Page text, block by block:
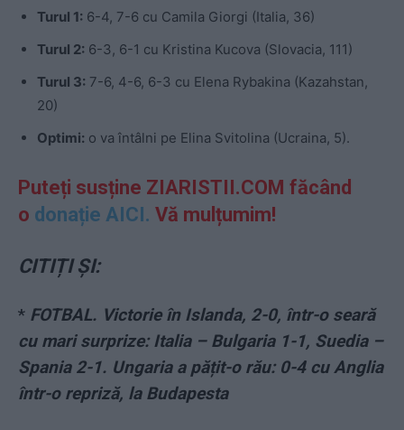
Turul 1: 6-4, 7-6 cu Camila Giorgi (Italia, 36)
Turul 2: 6-3, 6-1 cu Kristina Kucova (Slovacia, 111)
Turul 3: 7-6, 4-6, 6-3 cu Elena Rybakina (Kazahstan,
20)
Optimi: o va întâlni pe Elina Svitolina (Ucraina, 5).
Puteți susține ZIARISTII.COM făcând
o donație AICI. Vă mulțumim!
CITIȚI ȘI:
* FOTBAL. Victorie în Islanda, 2-0, într-o seară
cu mari surprize: Italia – Bulgaria 1-1, Suedia –
Spania 2-1. Ungaria a pățit-o rău: 0-4 cu Anglia
într-o repriză, la Budapesta